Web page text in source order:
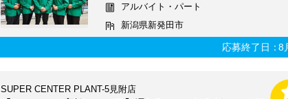
アルバイト・パート
新潟県新発田市
応募終了日：8
SUPER CENTER PLANT-5見附店